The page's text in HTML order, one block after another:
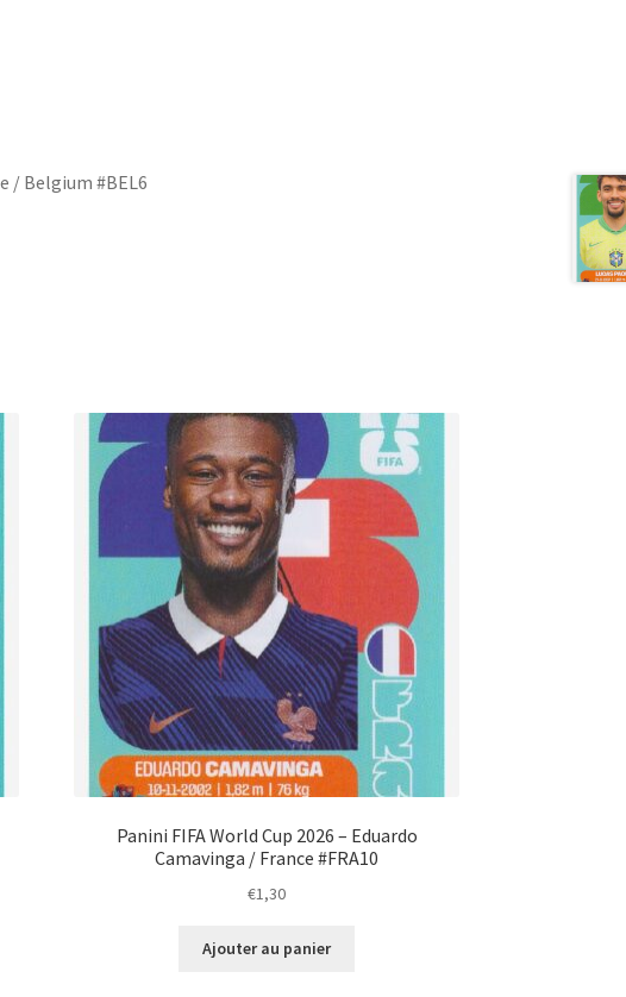
/ Belgium #BEL6
Panini FIFA World Cup 2026 – Eduardo
Camavinga / France #FRA10
€1,30
Ajouter au panier